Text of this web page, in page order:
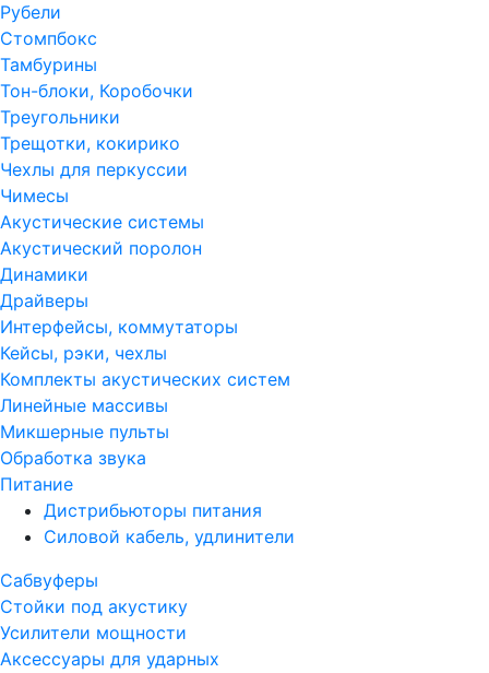
Рубели
Стомпбокс
Тамбурины
Тон-блоки, Коробочки
Треугольники
Трещотки, кокирико
Чехлы для перкуссии
Чимесы
Акустические системы
Акустический поролон
Динамики
Драйверы
Интерфейсы, коммутаторы
Кейсы, рэки, чехлы
Комплекты акустических систем
Линейные массивы
Микшерные пульты
Обработка звука
Питание
Дистрибьюторы питания
Силовой кабель, удлинители
Сабвуферы
Стойки под акустику
Усилители мощности
Аксессуары для ударных